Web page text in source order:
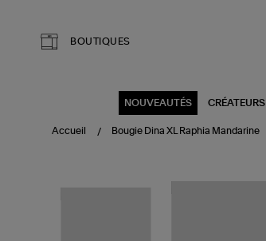
BOUTIQUES
NOUVEAUTÉS CRÉATEURS
Accueil Bougie Dina XL Raphia Mandarine